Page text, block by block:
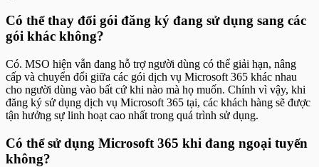
Có thể thay đổi gói đăng ký đang sử dụng sang các
gói khác không?
Có. MSO hiện vẫn đang hỗ trợ người dùng có thể giải hạn, nâng
cấp và chuyển đổi giữa các gói dịch vụ Microsoft 365 khác nhau
cho người dùng vào bất cứ khi nào mà họ muốn. Chính vì vậy, khi
đăng ký sử dụng dịch vụ Microsoft 365 tại, các khách hàng sẽ được
tận hưởng sự linh hoạt cao nhất trong quá trình sử dụng.
Có thể sử dụng Microsoft 365 khi đang ngoại tuyến
không?